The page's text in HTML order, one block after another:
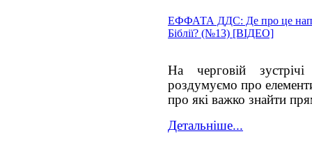
ЕФФАТА ДДС: Де про це
Біблії? (№13) [ВІДЕО]
На черговій
роздумуємо про
про які важко знайти
Детальніше...